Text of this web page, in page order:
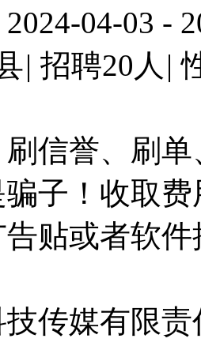
04-03 -
| 招聘20人 |
信誉、刷
子！收取
贴或者软
传媒有限责